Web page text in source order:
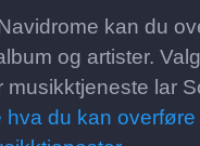
kan du
og artister.
musikktjeneste lar
hva du kan overføre